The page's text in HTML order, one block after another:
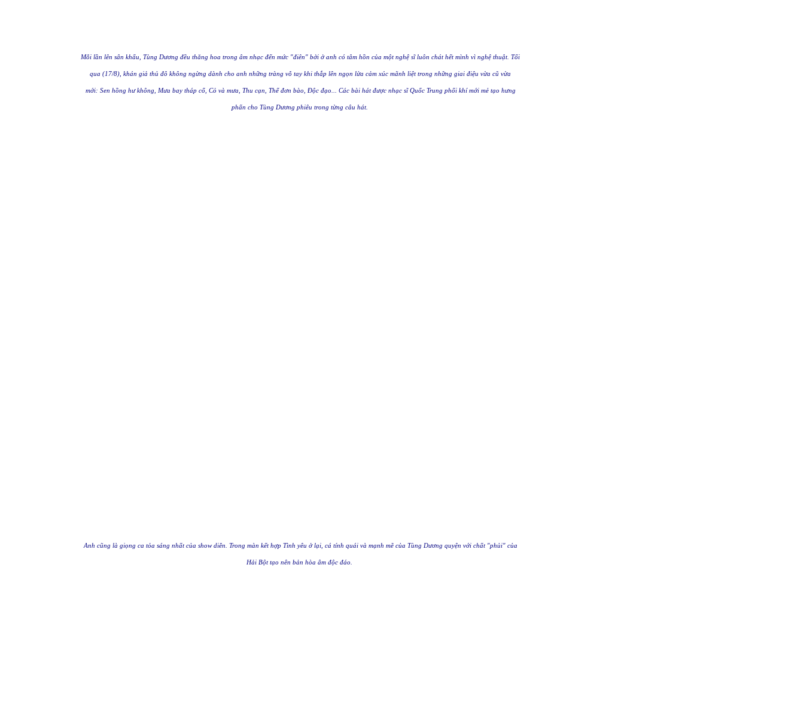
Mỗi lần lên sân khấu, Tùng Dương đều thăng hoa trong âm nhạc đến mức "điên" bởi ở anh có tâm hồn của một nghệ sĩ luôn chát hết mình vì nghệ thuật. Tối
qua (17/8), khán giả thủ đô không ngừng dành cho anh những tràng vỗ tay khi thắp lên ngọn lửa cảm xúc mãnh liệt trong những giai điệu vừa cũ vừa
mới: Sen hồng hư không, Mưa bay tháp cổ, Cỏ và mưa, Thu cạn, Thể đơn bào, Độc đạo... Các bài hát được nhạc sĩ Quốc Trung phối khí mới mẻ tạo hưng
phấn cho Tùng Dương phiêu trong từng câu hát.
Anh cũng là giọng ca tỏa sáng nhất của show diễn. Trong màn kết hợp Tình yêu ở lại, cá tính quái và mạnh mẽ của Tùng Dương quyện với chất "phủi" của
Hải Bột tạo nên bản hòa âm độc đáo.